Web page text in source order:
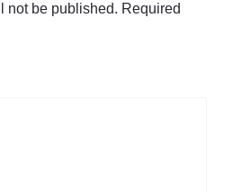
not be published. Required